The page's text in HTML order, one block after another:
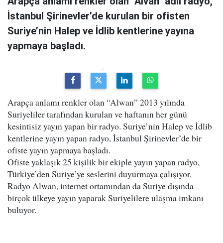
İstanbul Şirinevler’de kurulan bir ofisten
Suriye’nin Halep ve İdlib kentlerine yayına
yapmaya başladı.
Arapça anlamı renkler olan “Alwan” 2013 yılında
Suriyeliler tarafından kurulan ve haftanın her günü
kesintisiz yayın yapan bir radyo. Suriye’nin Halep ve İdlib
kentlerine yayın yapan radyo, İstanbul Şirinevler’de bir
ofiste yayın yapmaya başladı.
Ofiste yaklaşık 25 kişilik bir ekiple yayın yapan radyo,
Türkiye’den Suriye’ye seslerini duyurmaya çalışıyor.
Radyo Alwan, internet ortamından da Suriye dışında
birçok ülkeye yayın yaparak Suriyelilere ulaşma imkanı
buluyor.